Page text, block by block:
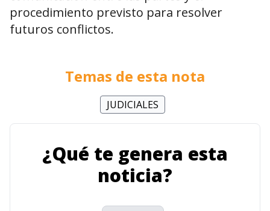
procedimiento previsto para resolver
futuros conflictos.
Temas de esta nota
JUDICIALES
¿Qué te genera esta
noticia?